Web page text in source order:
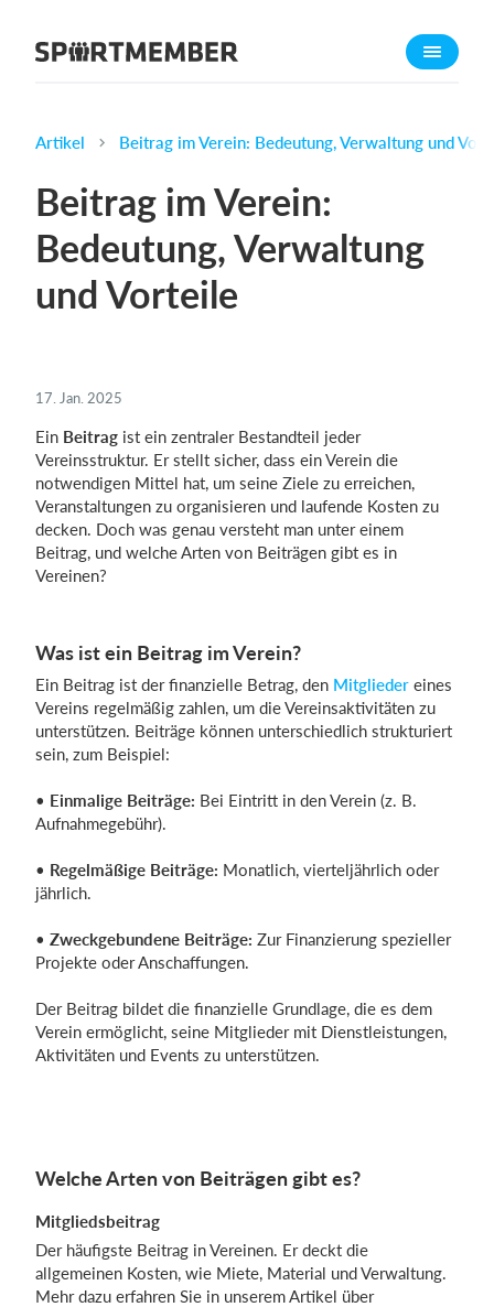
Über SportMember
Funktionen
Trainingsplan
Mitgliedsbeitrag
Belegungsplan
Was kostet es?
Deutsch
Artikel Beitrag im Verein: Bedeutung, Verwaltung und
Beitrag im Verein:
Bedeutung, Verwaltung
und Vorteile
17. Jan. 2025
Ein Beitrag ist ein zentraler Bestandteil jeder
Vereinsstruktur. Er stellt sicher, dass ein Verein die
notwendigen Mittel hat, um seine Ziele zu erreichen,
Veranstaltungen zu organisieren und laufende Kosten zu
decken. Doch was genau versteht man unter einem
Beitrag, und welche Arten von Beiträgen gibt es in
Vereinen?
Was ist ein Beitrag im Verein?
Ein Beitrag ist der finanzielle Betrag, den Mitglieder eines
Vereins regelmäßig zahlen, um die Vereinsaktivitäten zu
unterstützen. Beiträge können unterschiedlich strukturiert
sein, zum Beispiel:
• Einmalige Beiträge: Bei Eintritt in den Verein (z. B.
Aufnahmegebühr).
• Regelmäßige Beiträge: Monatlich, vierteljährlich oder
jährlich.
• Zweckgebundene Beiträge: Zur Finanzierung spezieller
Projekte oder Anschaffungen.
Der Beitrag bildet die finanzielle Grundlage, die es dem
Verein ermöglicht, seine Mitglieder mit Dienstleistungen,
Aktivitäten und Events zu unterstützen.
Welche Arten von Beiträgen gibt es?
Mitgliedsbeitrag
Der häufigste Beitrag in Vereinen. Er deckt die
allgemeinen Kosten, wie Miete, Material und Verwaltung.
Mehr dazu erfahren Sie in unserem Artikel über